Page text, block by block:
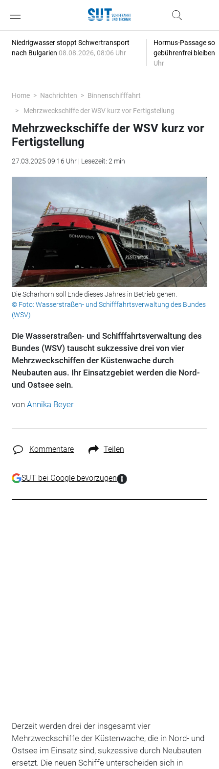
Niedrigwasser stoppt Schwertransport
nach Bulgarien 08.08.2026, 08:06 Uhr
Hormus-Passage
gebührenfrei bleiben
Uhr
Home Nachrichten
Binnenschifffahrt
Mehrzweckschiffe der WSV kurz vor Fertigstellung
Mehrzweckschiffe der WSV kurz vor
Fertigstellung
27.03.2025 09:16 Uhr | Lesezeit: 2 min
Die Scharhörn soll Ende dieses Jahres in Betrieb gehen.
© Foto: Wasserstraßen- und Schifffahrtsverwaltung des Bundes
(WSV)
Die Wasserstraßen- und Schifffahrtsverwaltung des
Bundes (WSV) tauscht sukzessive drei von vier
Mehrzweckschiffen der Küstenwache durch
Neubauten aus. Ihr Einsatzgebiet werden die Nord-
und Ostsee sein.
von Annika Beyer
Kommentare Teilen
SUT bei Google bevorzugen
Derzeit werden drei der insgesamt vier
Mehrzweckschiffe der Küstenwache, die in Nord- und
Ostsee im Einsatz sind, sukzessive durch Neubauten
ersetzt. Die neuen Schiffe unterscheiden sich in